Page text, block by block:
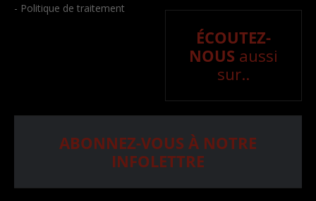
- Politique de traitement
ÉCOUTEZ-
NOUS aussi
sur..
ABONNEZ-VOUS À NOTRE
INFOLETTRE